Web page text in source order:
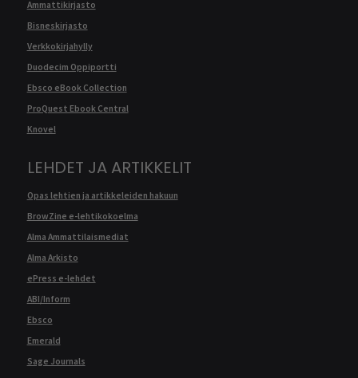
Ammattikirjasto
Bisneskirjasto
Verkkokirjahylly
Duodecim Oppiportti
Ebsco eBook Collection
ProQuest Ebook Central
Knovel
LEHDET JA ARTIKKELIT
Opas lehtien ja artikkeleiden hakuun
BrowZine e-lehtikokoelma
Alma Ammattilaismediat
Alma Arkisto
ePress e-lehdet
ABI/Inform
Ebsco
Emerald
Sage Journals